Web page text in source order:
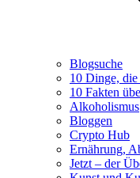
Blogsuche
10 Dinge,
10 Fakten
Alkoholismus
Bloggen
Crypto Hub
Ernährung,
Jetzt – der